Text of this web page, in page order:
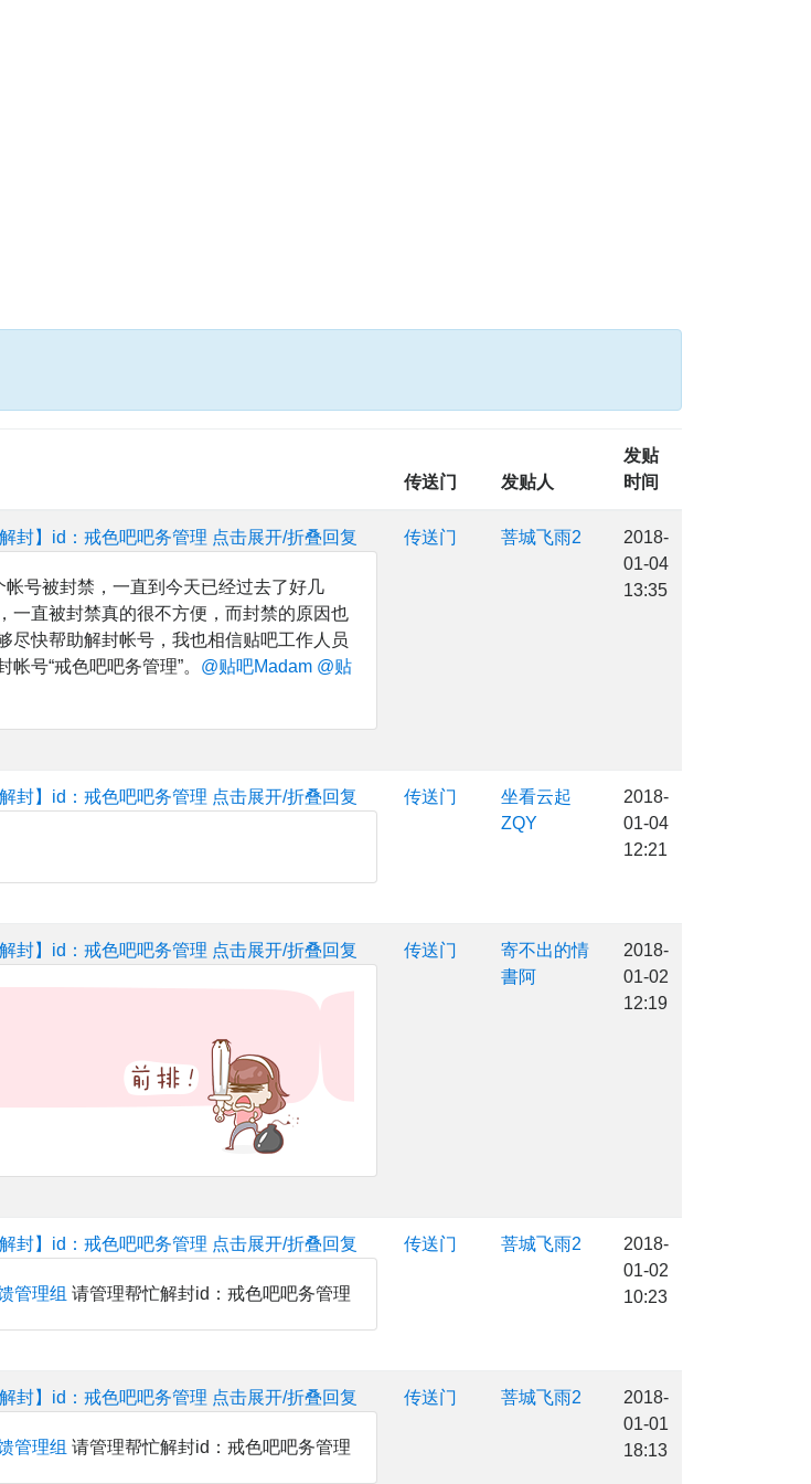
传送门 发贴人
发贴
时间
封】id：戒色吧吧务管理 点击展开/折叠回复
帐号被封禁，一直到今天已经过去了好几
一直被封禁真的很不方便，而封禁的原因也
尽快帮助解封帐号，我也相信贴吧工作人员
号“戒色吧吧务管理”。 @贴吧Madam @贴
传送门 菩城飞雨2
2018-
01-04
13:35
封】id：戒色吧吧务管理 点击展开/折叠回复 传送门
坐看云起
ZQY
2018-
01-04
12:21
封】id：戒色吧吧务管理 点击展开/折叠回复 传送门
寄不出的情
書阿
2018-
01-02
12:19
封】id：戒色吧吧务管理 点击展开/折叠回复
管理组 请管理帮忙解封id：戒色吧吧务管理
传送门 菩城飞雨2
2018-
01-02
10:23
封】id：戒色吧吧务管理 点击展开/折叠回复
管理组 请管理帮忙解封id：戒色吧吧务管理
传送门 菩城飞雨2
2018-
01-01
18:13